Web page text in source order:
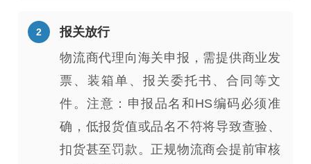
报关放行
物流商代理向海关申报，需提供商业发
票、装箱单、报关委托书、合同等文
件。注意：申报品名和HS编码必须准
确，低报货值或品名不符将导致查验、
扣货甚至罚款。正规物流商会提前审核